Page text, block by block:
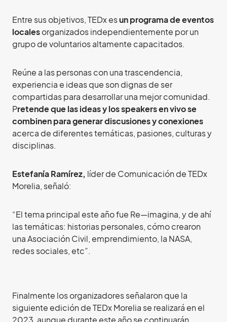
Entre sus objetivos, TEDx esun programa de eventos
localesorganizados independientemente por un
grupo de voluntarios altamente capacitados.
Reúne a las personas con una trascendencia,
experiencia e ideas que son dignas de ser
compartidas para desarrollar una mejor comunidad.
Pretende que las ideas y los speakers en vivo se
combinen para generar discusiones y conexiones
acerca de diferentes temáticas, pasiones, culturas y
disciplinas.
Estefanía Ramírez, líder de Comunicación de TEDx
Morelia, señaló:
“El tema principal este año fue Re—imagina, y de ahí
las temáticas: historias personales, cómo crearon
una Asociación Civil, emprendimiento, la NASA,
redes sociales, etc”.
Finalmente los organizadores señalaron que la
siguiente edición de TEDx Morelia se realizará en el
2023, aunque durante este año se continuarán